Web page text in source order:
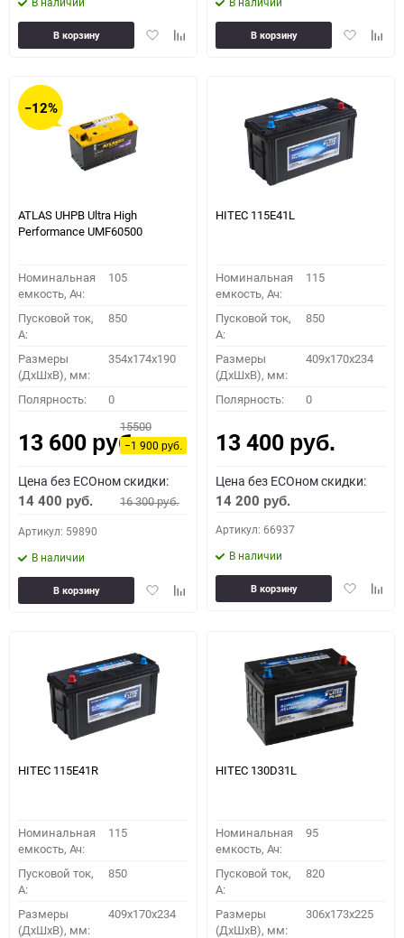
ДобавитьДобавить
В корзину
Добавить
В корзину
−12%
ATLAS UHPB Ultra High
Performance UMF60500
Номинальная
емкость, Ач:
105
Пусковой ток,
A:
850
Размеры
(ДхШхВ), мм:
354x174x190
Полярность: 0
13 600 руб.
15500
−1 900руб.
Цена без ECOном скидки:
14 400 руб. 16 300руб.
Артикул: 59890
В наличии
ДобавитьДобавить
В корзину
HITEC 115E41L
Номинальная
емкость, Ач:
115
Пусковой ток,
A:
850
Размеры
(ДхШхВ), мм:
409x170x234
Полярность: 0
13 400 руб.
Цена без ECOном скидки:
14 200 руб.
Артикул: 66937
В наличии
Добавить
В корзину
HITEC 115E41R
Номинальная
емкость, Ач:
115
Пусковой ток,
A:
850
Размеры
(ДхШхВ), мм:
409x170x234
HITEC 130D31L
Номинальная
емкость, Ач:
95
Пусковой ток,
A:
820
Размеры
(ДхШхВ), мм:
306x173x225